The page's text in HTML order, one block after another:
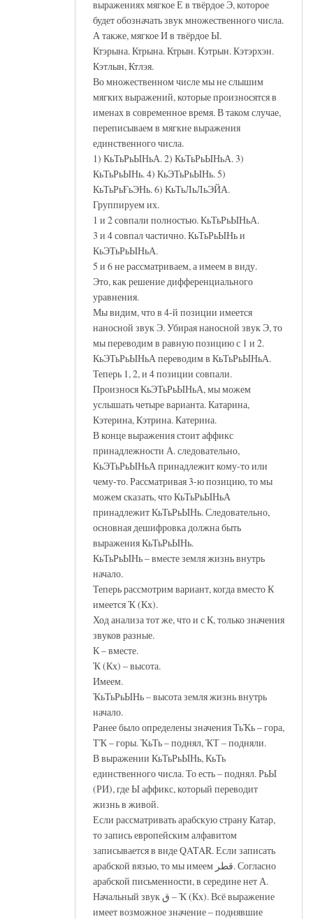
выражениях мягкое Е в твёрдое Э, которое
будет обозначать звук множественного числа.
А также, мягкое И в твёрдое Ы.
Ктэрына. Ктрына. Ктрын. Кэтрын. Кэтэрхэн.
Кэтлын, Ктлэя.
Во множественном числе мы не слышим
мягких выражений, которые произносятся в
именах в современное время. В таком случае,
переписываем в мягкие выражения
единственного числа.
1) КьТьРьЫНьА. 2) КьТьРьЫНьА. 3)
КьТьРьЫНь. 4) КьЭТьРьЫНь. 5)
КьТьРьҒьЭНь. 6) КьТьЛьЛьЭЙА.
Группируем их.
1 и 2 совпали полностью. КьТьРьЫНьА.
3 и 4 совпал частично. КьТьРьЫНь и
КьЭТьРьЫНьА.
5 и 6 не рассматриваем, а имеем в виду.
Это, как решение дифференциального
уравнения.
Мы видим, что в 4-й позиции имеется
наносной звук Э. Убирая наносной звук Э, то
мы переводим в равную позицию с 1 и 2.
КьЭТьРьЫНьА переводим в КьТьРьЫНьА.
Теперь 1, 2, и 4 позиции совпали.
Произнося КьЭТьРьЫНьА, мы можем
услышать четыре варианта. Катарина,
Кэтерина, Кэтрина. Катерина.
В конце выражения стоит аффикс
принадлежности А. следовательно,
КьЭТьРьЫНьА принадлежит кому-то или
чему-то. Рассматривая 3-ю позицию, то мы
можем сказать, что КьТьРьЫНьА
принадлежит КьТьРьЫНь. Следовательно,
основная дешифровка должна быть
выражения КьТьРьЫНь.
КьТьРьЫНь – вместе земля жизнь внутрь
начало.
Теперь рассмотрим вариант, когда вместо К
имеется Ҡ (Кх).
Ход анализа тот же, что и с К, только значения
звуков разные.
К – вместе.
Ҡ (Кх) – высота.
Имеем.
ҠьТьРьЫНь – высота земля жизнь внутрь
начало.
Ранее было определены значения ТьҠь – гора,
ТҠ – горы. ҠьТь – поднял, ҠТ – подняли.
В выражении КьТьРьЫНь, КьТь
единственного числа. То есть – поднял. РьЫ
(РИ), где Ы аффикс, который переводит
жизнь в живой.
Если рассматривать арабскую страну Катар,
то запись европейским алфавитом
записывается в виде QATAR. Если записать
арабской вязью, то мы имеем قطر. Согласно
арабской письменности, в середине нет А.
Начальный звук ق – Ҡ (Кх). Всё выражение
имеет возможное значение – поднявшие